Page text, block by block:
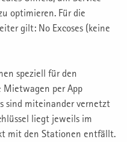
optimieren. Für die
gilt: No Excoses (keine
speziell für den
Mietwagen per App
sind miteinander vernetzt
liegt jeweils im
mit den Stationen entfällt.